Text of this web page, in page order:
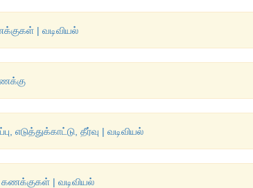
| வடிவியல்
தீர்வு | வடிவியல்
கணக்குகள் | வடிவியல்